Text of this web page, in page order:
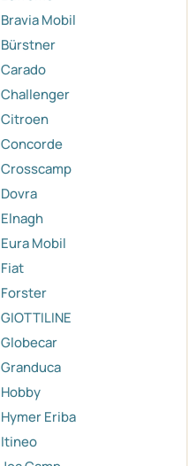
Bravia Mobil
Bürstner
Carado
Challenger
Citroen
Concorde
Crosscamp
Dovra
Elnagh
Eura Mobil
Fiat
Forster
GIOTTILINE
Globecar
Granduca
Hobby
Hymer Eriba
Itineo